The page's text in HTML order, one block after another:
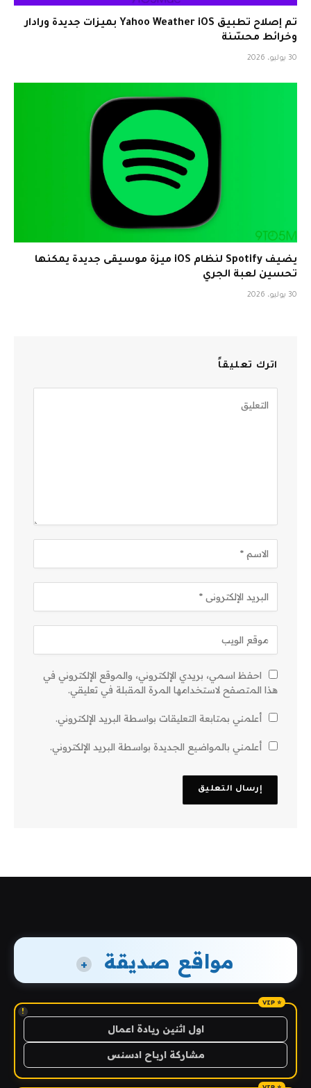
تم إصلاح تطبيق Yahoo Weather iOS بميزات جديدة ورادار
وخرائط محسّنة
30 يوليو، 2026
يضيف Spotify لنظام iOS ميزة موسيقى جديدة يمكنها
تحسين لعبة الجري
30 يوليو، 2026
اترك تعليقاً
احفظ اسمي، بريدي الإلكتروني، والموقع الإلكتروني في
هذا المتصفح لاستخدامها المرة المقبلة في تعليقي.
أعلمني بمتابعة التعليقات بواسطة البريد الإلكتروني.
أعلمني بالمواضيع الجديدة بواسطة البريد الإلكتروني.
مواقع صديقة +
!
اول اثنين ريادة اعمال
مشاركة ارباح ادسنس